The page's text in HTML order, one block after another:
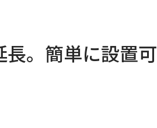
。簡単に設置可